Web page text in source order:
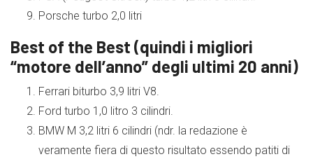
Porsche turbo 2,0 litri
Best of the Best (quindi i migliori
“motore dell’anno” degli ultimi 20 anni)
Ferrari biturbo 3,9 litri V8.
Ford turbo 1,0 litro 3 cilindri.
BMW M 3,2 litri 6 cilindri (ndr. la redazione è
veramente fiera di questo risultato essendo patiti di